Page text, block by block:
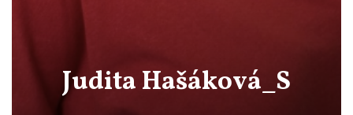
Judita Hašáková_S